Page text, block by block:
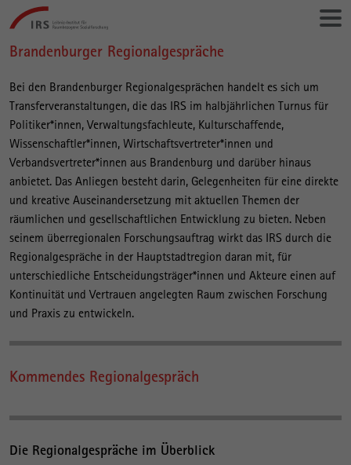
Gehe
direkt
zu:
Leibniz-
Institut
für
Sozialforschung
Brandenburger Regionalgespräche
Bei den Brandenburger Regionalgesprächen handelt es sich um
Transferveranstaltungen, die das IRS im halbjährlichen Turnus für
Politiker*innen, Verwaltungsfachleute, Kulturschaffende,
Wissenschaftler*innen, Wirtschaftsvertreter*innen und
Verbandsvertreter*innen aus Brandenburg und darüber hinaus
anbietet. Das Anliegen besteht darin, Gelegenheiten für eine direkte
und kreative Auseinandersetzung mit aktuellen Themen der
räumlichen und gesellschaftlichen Entwicklung zu bieten. Neben
seinem überregionalen Forschungsauftrag wirkt das IRS durch die
Regionalgespräche in der Hauptstadtregion daran mit, für
unterschiedliche Entscheidungsträger*innen und Akteure einen auf
Kontinuität und Vertrauen angelegten Raum zwischen Forschung
und Praxis zu entwickeln.
Kommendes Regionalgespräch
Die Regionalgespräche im Überblick